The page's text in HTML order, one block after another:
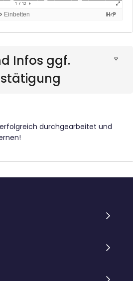
Infos ggf.
durchgearbeitet und